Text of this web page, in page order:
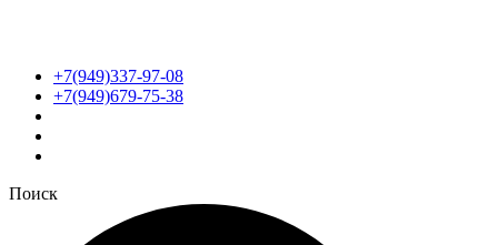
+7(949)337-97-08
+7(949)679-75-38
Поиск